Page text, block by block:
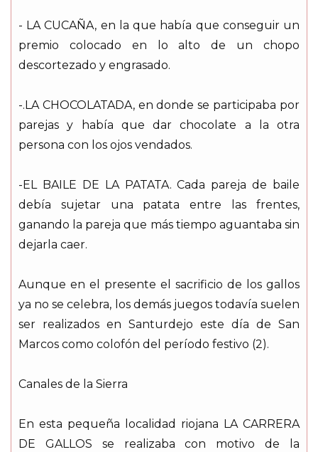
- LA CUCAÑA, en la que había que conseguir un
premio colocado en lo alto de un chopo
descortezado y engrasado.
-.LA CHOCOLATADA, en donde se participaba por
parejas y había que dar chocolate a la otra
persona con los ojos vendados.
-EL BAILE DE LA PATATA. Cada pareja de baile
debía sujetar una patata entre las frentes,
ganando la pareja que más tiempo aguantaba sin
dejarla caer.
Aunque en el presente el sacrificio de los gallos
ya no se celebra, los demás juegos todavía suelen
ser realizados en Santurdejo este día de San
Marcos como colofón del período festivo (2).
Canales de la Sierra
En esta pequeña localidad riojana LA CARRERA
DE GALLOS se realizaba con motivo de la